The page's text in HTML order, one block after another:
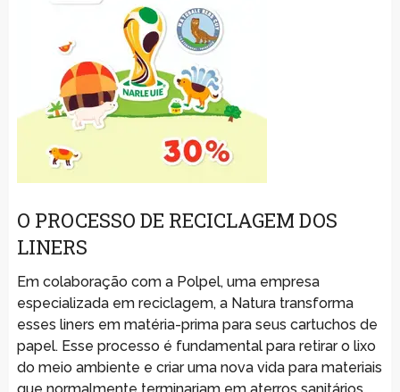
O PROCESSO DE RECICLAGEM DOS
LINERS
Em colaboração com a Polpel, uma empresa
especializada em reciclagem, a Natura transforma
esses liners em matéria-prima para seus cartuchos de
papel. Esse processo é fundamental para retirar o lixo
do meio ambiente e criar uma nova vida para materiais
que normalmente terminariam em aterros sanitários.